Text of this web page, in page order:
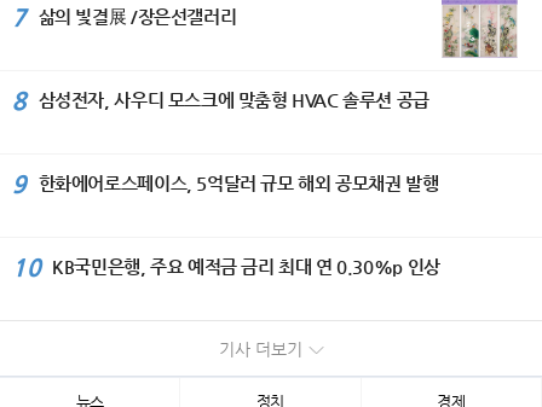
7 삶의 빛결展 /장은선갤러리
8 삼성전자, 사우디 모스크에 맞춤형 HVAC 솔루션 공급
9 한화에어로스페이스, 5억달러 규모 해외 공모채권 발행
10 KB국민은행, 주요 예적금 금리 최대 연 0.30%p 인상
기사 더보기
뉴스 정치 경제